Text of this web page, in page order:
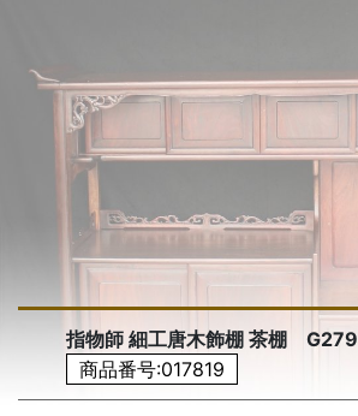
指物師 細工唐木飾棚 茶棚 G279
商品番号:017819